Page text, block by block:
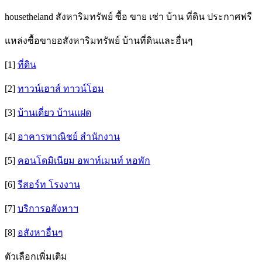
housetheland สังหาริมทรัพย์ ซื้อ ขาย เช่า บ้าน ที่ดิน ประกาศฟรี
แหล่งซื้อขายอสังหาริมทรัพย์ บ้านที่ดินและอื่นๆ
[1] ที่ดิน
[2] ทาวน์เฮาส์ ทาวน์โฮม
[3] บ้านเดี่ยว บ้านแฝด
[4] อาคารพาณิชย์ สำนักงาน
[5] คอนโดมิเนียม อพาท์เมนท์ หอพัก
[6] รีสอร์ท โรงงาน
[7] บริการอสังหาฯ
[8] อสังหาอื่นๆ
ตัวเลือกเพิ่มเติม